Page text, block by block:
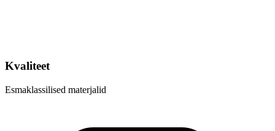
Kvaliteet
Esmaklassilised materjalid